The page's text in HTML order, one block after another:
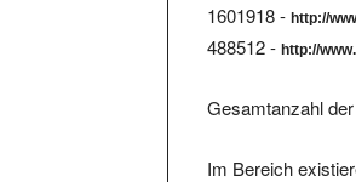
1601918 -http://
488512 -http://
Gesamtanzahl
Im Bereich